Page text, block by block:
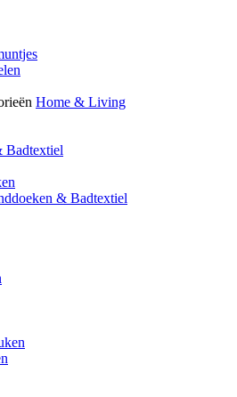
Home & Living
Badtextiel
& Badtextiel